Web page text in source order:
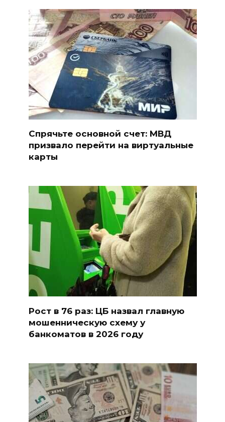
Спрячьте основной счет: МВД
призвало перейти на виртуальные
карты
Рост в 76 раз: ЦБ назвал главную
мошенническую схему у
банкоматов в 2026 году